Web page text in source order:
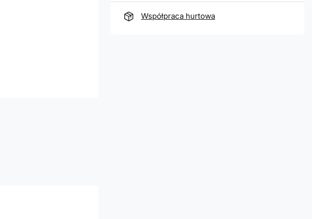
Współpraca hurtowa